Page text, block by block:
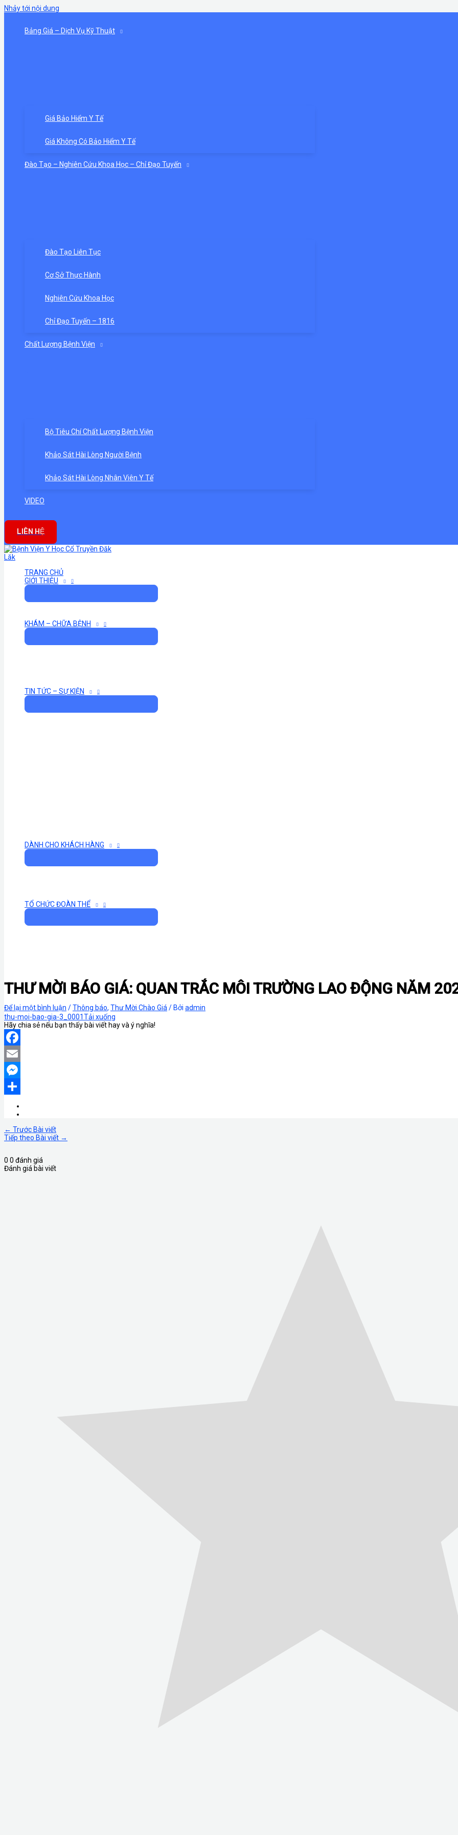
Nhảy tới nội dung
Bảng Giá – Dịch Vụ Kỹ Thuật
Giá Bảo Hiểm Y Tế
Giá Không Có Bảo Hiểm Y Tế
Đào Tạo – Nghiên Cứu Khoa Học – Chỉ Đạo Tuyến
Đào Tạo Liên Tục
Cơ Sở Thực Hành
Nghiên Cứu Khoa Học
Chỉ Đạo Tuyến – 1816
Chất Lượng Bệnh Viện
Bộ Tiêu Chí Chất Lượng Bệnh Viện
Khảo Sát Hài Lòng Người Bệnh
Khảo Sát Hài Lòng Nhân Viên Y Tế
VIDEO
LIÊN HỆ
TRANG CHỦ
GIỚI THIỆU
KHÁM – CHỮA BỆNH
TIN TỨC – SỰ KIỆN
DÀNH CHO KHÁCH HÀNG
TỔ CHỨC ĐOÀN THỂ
THƯ MỜI BÁO GIÁ: QUAN TRẮC MÔI TRƯỜNG LAO ĐỘNG NĂM
Để lại một bình luận /Thông báo, Thư Mời Chào Giá / Bởi admin
thu-moi-bao-gia-3_0001Tải xuống
Hãy chia sẻ nếu bạn thấy bài viết hay và ý nghĩa!
Facebook
Email
Messenger
← Trước Bài viết
Tiếp theo Bài viết →
0 0 đánh giá
Đánh giá bài viết